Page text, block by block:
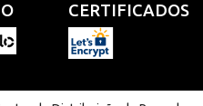
CERTIFICADOS